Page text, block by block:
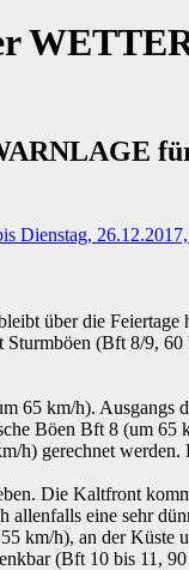
für
über die Feiertage
(Bft 8/9,
65 km/h). Ausgangs
Böen Bft 8 (um 65
h) gerechnet werden.
Die Kaltfront
eine sehr
km/h), an der
(Bft 10 bis 11,